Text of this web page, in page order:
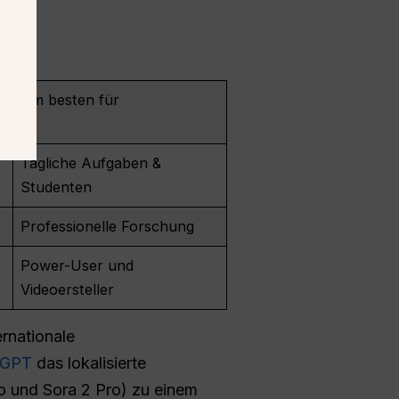
Am besten für
Tägliche Aufgaben &
Studenten
Professionelle Forschung
Power-User und
Videoersteller
das lokalisierte
und Sora 2 Pro) zu einem